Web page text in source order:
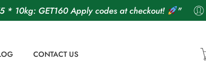
* 10kg: GET160 Apply codes at checkout! "
CONTACT US